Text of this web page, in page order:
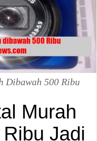
Dibawah 500 Ribu
Murah
Jadi